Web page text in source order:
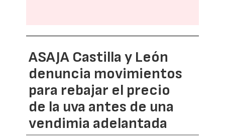
ASAJA Castilla y León
denuncia movimientos
para rebajar el precio
de la uva antes de una
vendimia adelantada